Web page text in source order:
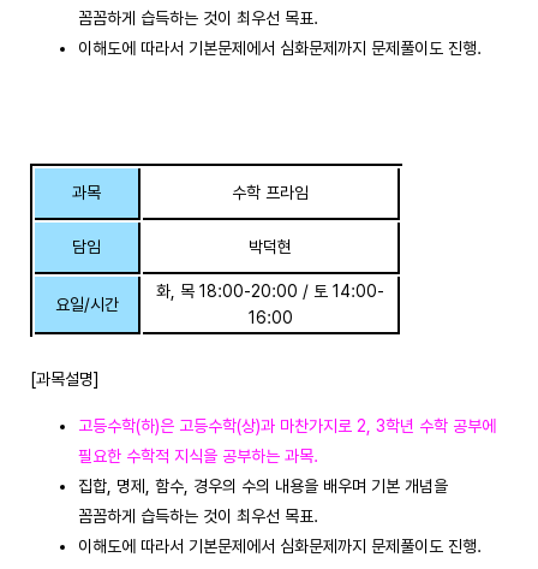
꼼꼼하게 습득하는 것이 최우선 목표.
이해도에 따라서 기본문제에서 심화문제까지 문제풀이도 진행.
과목 수학 프라임
담임 박덕현
요일/시간
화, 목 18:00-20:00 / 토 14:00-
16:00
[과목설명]
고등수학(하)은 고등수학(상)과 마찬가지로 2, 3학년 수학 공부에
필요한 수학적 지식을 공부하는 과목.
집합, 명제, 함수, 경우의 수의 내용을 배우며 기본 개념을
꼼꼼하게 습득하는 것이 최우선 목표.
이해도에 따라서 기본문제에서 심화문제까지 문제풀이도 진행.